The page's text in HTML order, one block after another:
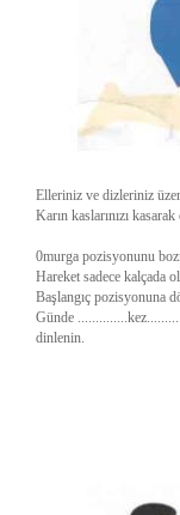
Elleriniz ve dizleriniz
Karın kaslarınızı
0murga pozisyonunu
Hareket sadece kalçada
Başlangıç pozisyonuna
Günde
dinlenin.